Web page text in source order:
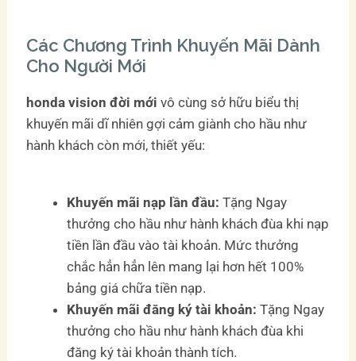
Các Chương Trình Khuyến Mãi Dành
Cho Người Mới
honda vision đời mới vô cùng sở hữu biểu thị
khuyến mãi dĩ nhiên gợi cảm giành cho hầu như
hành khách còn mới, thiết yếu:
Khuyến mãi nạp lần đầu: Tặng Ngay
thưởng cho hầu như hành khách đùa khi nạp
tiền lần đầu vào tài khoản. Mức thưởng
chắc hẳn hẳn lên mang lại hơn hết 100%
bảng giá chữa tiền nạp.
Khuyến mãi đăng ký tài khoản: Tặng Ngay
thưởng cho hầu như hành khách đùa khi
đăng ký tài khoản thành tích.